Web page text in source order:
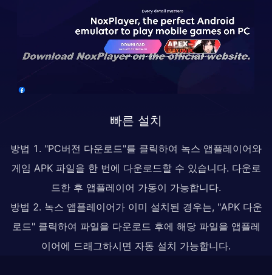
빠른 설치
방법 1. "PC버전 다운로드"를 클릭하여 녹스 앱플레이어와
게임 APK 파일을 한 번에 다운로드할 수 있습니다. 다운로
드한 후 앱플레이어 가동이 가능합니다.
방법 2. 녹스 앱플레이어가 이미 설치된 경우는, "APK 다운
로드" 클릭하여 파일을 다운로드 후에 해당 파일을 앱플레
이어에 드래그하시면 자동 설치 가능합니다.